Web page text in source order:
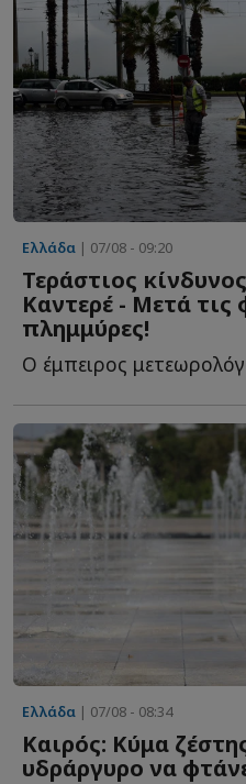
Ελλάδα | 07/08 - 09:20
Τεράστιος
Καντερέ - Μετά τις
πλημμύρες!
Ελλάδα | 07/08 - 08:34
Καιρός: Κύμα
υδράργυρο να